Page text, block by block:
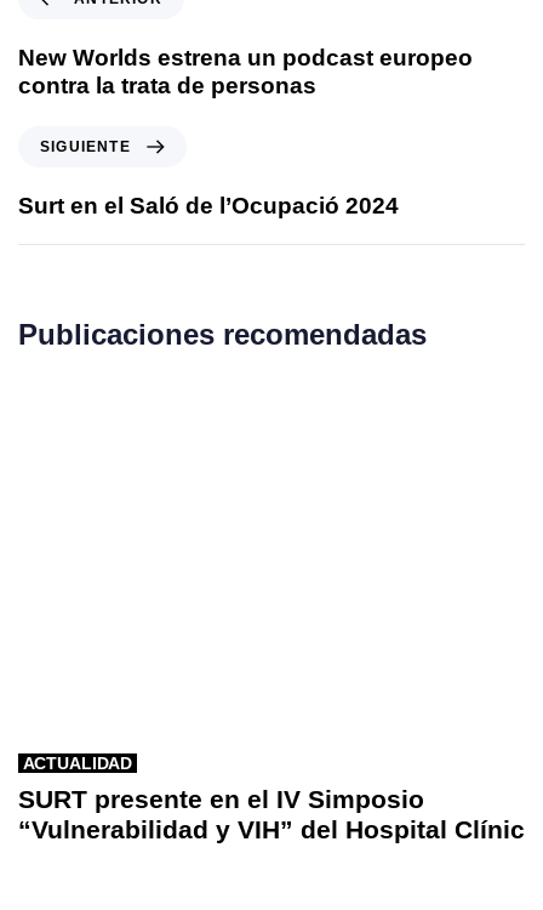
New Worlds estrena un podcast europeo
contra la trata de personas
SIGUIENTE
Surt en el Saló de l’Ocupació 2024
Publicaciones recomendadas
ACTUALIDAD
SURT presente en el IV Simposio
“Vulnerabilidad y VIH” del Hospital Clínic